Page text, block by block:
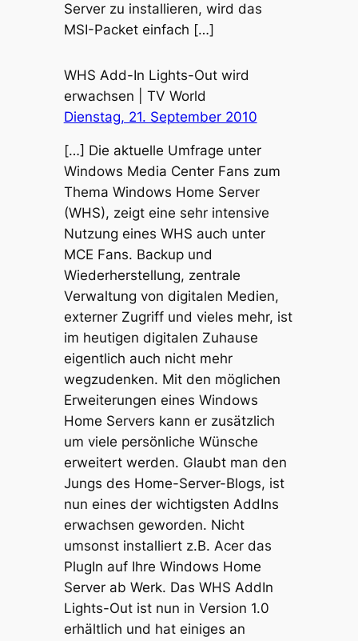
Server zu installieren, wird das
MSI-Packet einfach […]
WHS Add-In Lights-Out wird
erwachsen | TV World
Dienstag, 21. September 2010
[…] Die aktuelle Umfrage unter
Windows Media Center Fans zum
Thema Windows Home Server
(WHS), zeigt eine sehr intensive
Nutzung eines WHS auch unter
MCE Fans. Backup und
Wiederherstellung, zentrale
Verwaltung von digitalen Medien,
externer Zugriff und vieles mehr, ist
im heutigen digitalen Zuhause
eigentlich auch nicht mehr
wegzudenken. Mit den möglichen
Erweiterungen eines Windows
Home Servers kann er zusätzlich
um viele persönliche Wünsche
erweitert werden. Glaubt man den
Jungs des Home-Server-Blogs, ist
nun eines der wichtigsten AddIns
erwachsen geworden. Nicht
umsonst installiert z.B. Acer das
PlugIn auf Ihre Windows Home
Server ab Werk. Das WHS AddIn
Lights-Out ist nun in Version 1.0
erhältlich und hat einiges an